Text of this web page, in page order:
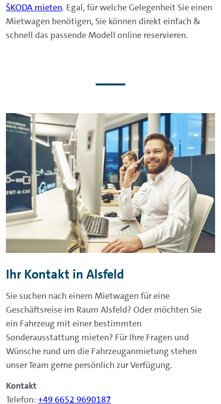
ŠKODA mieten. Egal, für welche Gelegenheit Sie einen
Mietwagen benötigen, Sie können direkt einfach &
schnell das passende Modell online reservieren.
Ihr Kontakt in Alsfeld
Sie suchen nach einem Mietwagen für eine
Geschäftsreise im Raum Alsfeld? Oder möchten Sie
ein Fahrzeug mit einer bestimmten
Sonderausstattung mieten? Für Ihre Fragen und
Wünsche rund um die Fahrzeuganmietung stehen
unser Team gerne persönlich zur Verfügung.
Kontakt
Telefon: +49 6652 9690187